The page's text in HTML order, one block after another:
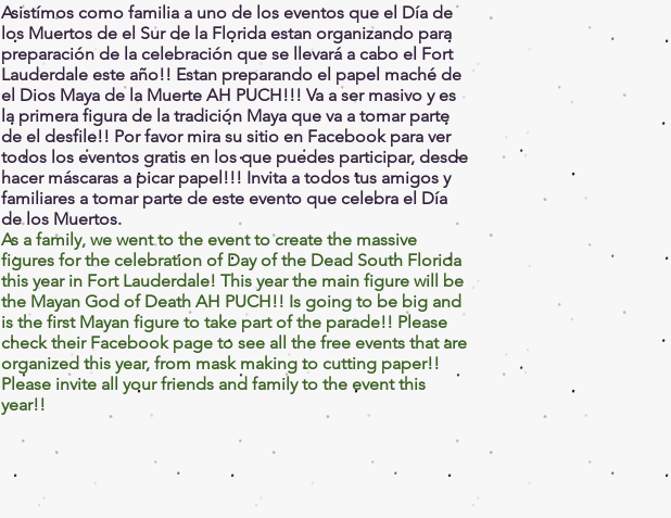
Asistímos como familia a uno de los eventos que el Día de
los Muertos de el Sur de la Florida estan organizando para
preparación de la celebración que se llevará a cabo el Fort
Lauderdale este año!! Estan preparando el papel maché de
el Dios Maya de la Muerte AH PUCH!!! Va a ser masivo y es
la primera figura de la tradición Maya que va a tomar parte
de el desfile!! Por favor mira su sitio en Facebook para ver
todos los eventos gratis en los que puedes participar, desde
hacer máscaras a picar papel!!! Invita a todos tus amigos y
familiares a tomar parte de este evento que celebra el Día
de los Muertos.
As a family, we went to the event to create the massive
figures for the celebration of Day of the Dead South Florida
this year in Fort Lauderdale! This year the main figure will be
the Mayan God of Death AH PUCH!! Is going to be big and
is the first Mayan figure to take part of the parade!! Please
check their Facebook page to see all the free events that are
organized this year, from mask making to cutting paper!!
Please invite all your friends and family to the event this
year!!